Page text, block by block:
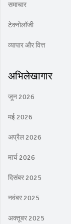
समाचार
टेक्नोलॉजी
व्यापार और वित्त
अभिलेखागार
जून 2026
मई 2026
अप्रैल 2026
मार्च 2026
दिसंबर 2025
नवंबर 2025
अक्तूबर 2025